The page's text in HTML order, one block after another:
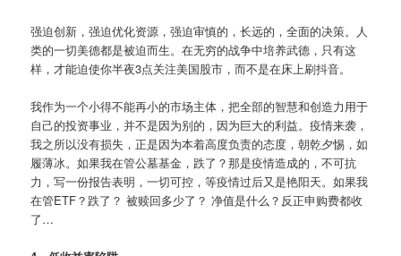
强迫创新，强迫优化资源，强迫审慎的，长远的，全面的决策。人
类的一切美德都是被迫而生。在无穷的战争中培养武德，只有这
样，才能迫使你半夜3点关注美国股市，而不是在床上刷抖音。
我作为一个小得不能再小的市场主体，把全部的智慧和创造力用于
自己的投资事业，并不是因为别的，因为巨大的利益。疫情来袭，
我之所以没有损失，正是因为本着高度负责的态度，朝乾夕惕，如
履薄冰。如果我在管公墓基金，跌了？那是疫情造成的，不可抗
力，写一份报告表明，一切可控，等疫情过后又是艳阳天。如果我
在管ETF？跌了？ 被赎回多少了？ 净值是什么？反正申购费都收
了…